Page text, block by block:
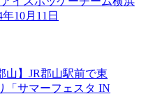
年10月11日